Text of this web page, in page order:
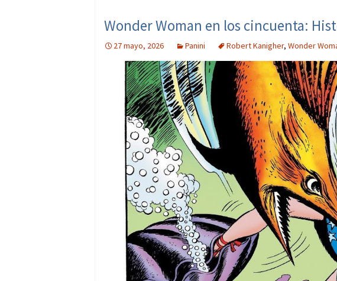
Wonder Woman en los cincuenta:
27 mayo, 2026 Panini Robert Kanigher, Wonder